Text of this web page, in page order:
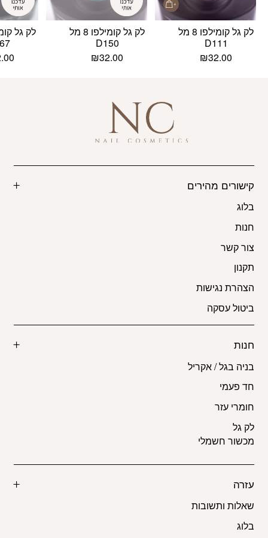
לק גל קומילפו 8 מל
D111
₪32.00
לק גל קומילפו 8 מל
D150
₪32.00
קישורים מהירים
בלוג
חנות
צור קשר
תקנון
הצהרת נגישות
ביטול עסקה
חנות
בניה בגל / אקריל
חד פעמי
חומרי עזר
לק גל
מכשור חשמלי
עזרה
שאלות ותשובות
בלוג